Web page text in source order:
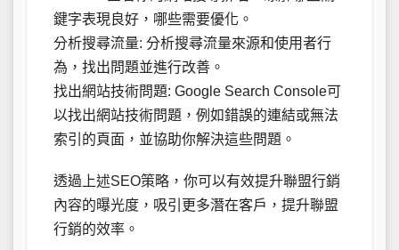
鍵字表現良好，哪些需要優化。
分析搜尋流量: 分析搜尋流量來源和使用者行
為，找出問題並進行改善。
找出網站技術問題: Google Search Console可
以找出網站技術問題，例如錯誤的連結或無法
索引的頁面，並協助你解決這些問題。
透過上述SEO策略，你可以有效提升聯盟行銷
內容的曝光度，吸引更多潛在客戶，提升聯盟
行銷的效率。